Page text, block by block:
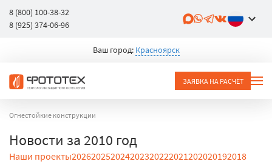
8 (800) 100-38-32
8 (925) 374-06-96
Ваш город: Красноярск
ЗАЯВКА НА РАСЧЁТ
Огнестойкие конструкции
Новости за 2010 год
Наши проекты202620252024202320222021202020192018